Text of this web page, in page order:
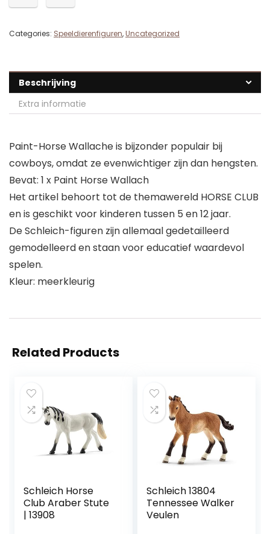
Categories: Speeldierenfiguren,Uncategorized
Beschrijving
Extra informatie
Paint-Horse Wallache is bijzonder populair bij
cowboys, omdat ze evenwichtiger zijn dan hengsten.
Bevat: 1 x Paint Horse Wallach
Het artikel behoort tot de themawereld HORSE CLUB
en is geschikt voor kinderen tussen 5 en 12 jaar.
De Schleich-figuren zijn allemaal gedetailleerd
gemodelleerd en staan voor educatief waardevol
spelen.
Kleur: meerkleurig
Related Products
Schleich Horse
Club Araber Stute
| 13908
Schleich 13804
Tennessee Walker
Veulen